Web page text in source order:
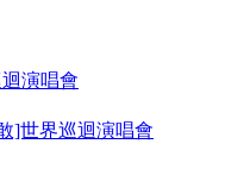
迴演唱會
]世界巡迴演唱會